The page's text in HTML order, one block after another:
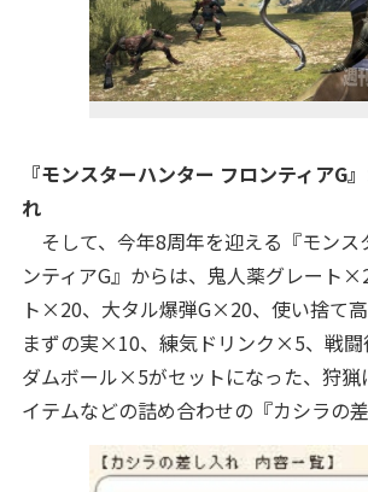
『モンスターハンター フロンティアG
れ
そして、今年8周年を迎える『モンス
ンティアG』からは、鬼人薬グレート
ト×20、大タル爆弾G×20、使い捨て
まずの実×10、練気ドリンク×5、戦
ダムボール×5がセットになった、狩猟
イテムなどの詰め合わせの『カシラの差